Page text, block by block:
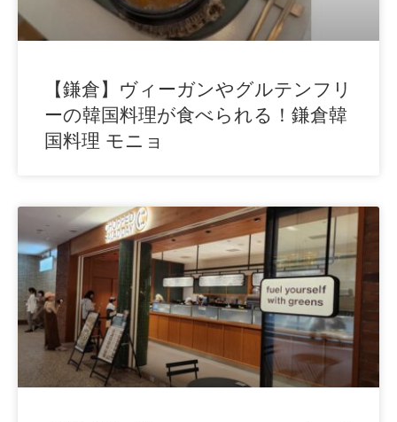
【鎌倉】ヴィーガンやグルテンフリ
ーの韓国料理が食べられる！鎌倉韓
国料理 モニョ